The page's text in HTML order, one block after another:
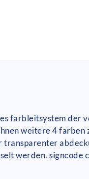
farbleitsystem der
weitere 4 farben
werden.